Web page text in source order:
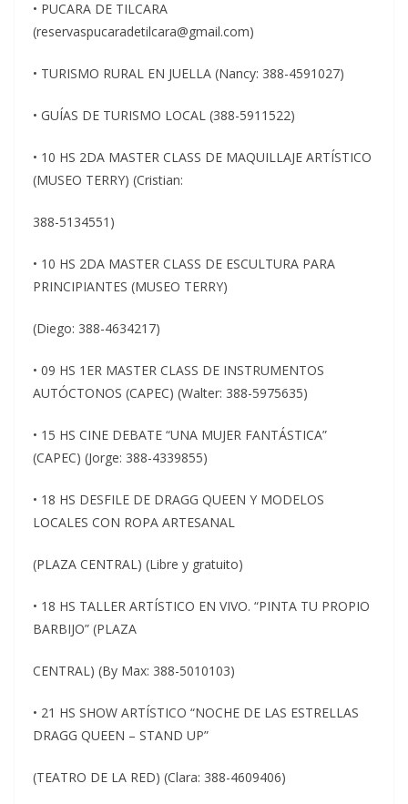
• PUCARA DE TILCARA
(reservaspucaradetilcara@gmail.com)
• TURISMO RURAL EN JUELLA (Nancy: 388-4591027)
• GUÍAS DE TURISMO LOCAL (388-5911522)
• 10 HS 2DA MASTER CLASS DE MAQUILLAJE ARTÍSTICO
(MUSEO TERRY) (Cristian:
388-5134551)
• 10 HS 2DA MASTER CLASS DE ESCULTURA PARA
PRINCIPIANTES (MUSEO TERRY)
(Diego: 388-4634217)
• 09 HS 1ER MASTER CLASS DE INSTRUMENTOS
AUTÓCTONOS (CAPEC) (Walter: 388-5975635)
• 15 HS CINE DEBATE “UNA MUJER FANTÁSTICA”
(CAPEC) (Jorge: 388-4339855)
• 18 HS DESFILE DE DRAGG QUEEN Y MODELOS
LOCALES CON ROPA ARTESANAL
(PLAZA CENTRAL) (Libre y gratuito)
• 18 HS TALLER ARTÍSTICO EN VIVO. “PINTA TU PROPIO
BARBIJO” (PLAZA
CENTRAL) (By Max: 388-5010103)
• 21 HS SHOW ARTÍSTICO “NOCHE DE LAS ESTRELLAS
DRAGG QUEEN – STAND UP”
(TEATRO DE LA RED) (Clara: 388-4609406)